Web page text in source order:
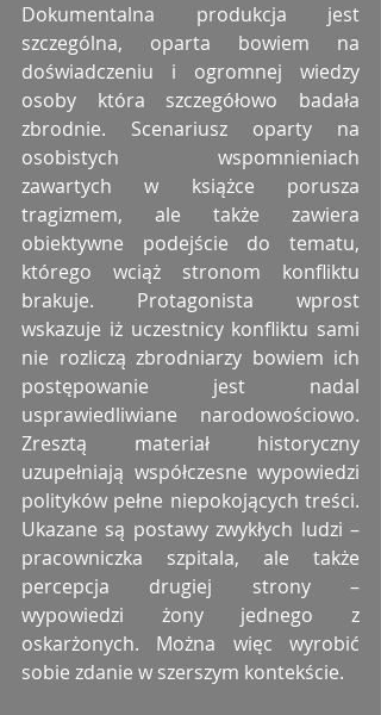
Dokumentalna produkcja jest
szczególna, oparta bowiem na
doświadczeniu i ogromnej wiedzy
osoby która szczegółowo badała
zbrodnie. Scenariusz oparty na
osobistych wspomnieniach
zawartych w książce porusza
tragizmem, ale także zawiera
obiektywne podejście do tematu,
którego wciąż stronom konfliktu
brakuje. Protagonista wprost
wskazuje iż uczestnicy konfliktu sami
nie rozliczą zbrodniarzy bowiem ich
postępowanie jest nadal
usprawiedliwiane narodowościowo.
Zresztą materiał historyczny
uzupełniają współczesne wypowiedzi
polityków pełne niepokojących treści.
Ukazane są postawy zwykłych ludzi –
pracowniczka szpitala, ale także
percepcja drugiej strony –
wypowiedzi żony jednego z
oskarżonych. Można więc wyrobić
sobie zdanie w szerszym kontekście.